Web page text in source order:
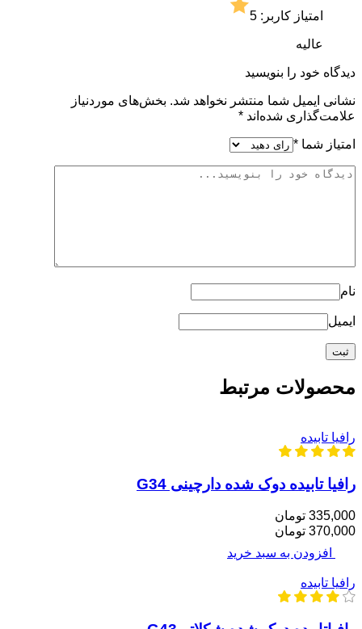
امتیاز کاربر: 5
عالیه
دیدگاه خود را بنویسید
نشانی ایمیل شما منتشر نخواهد شد. بخش‌های موردنیاز
علامت‌گذاری شده‌اند *
امتیاز شما *
نام
ایمیل
محصولات مرتبط
رافیا تابیده
رافیا تابیده دوک شده دارچینی G34
335,000 تومان
370,000 تومان
افزودن به سبد خرید
رافیا تابیده